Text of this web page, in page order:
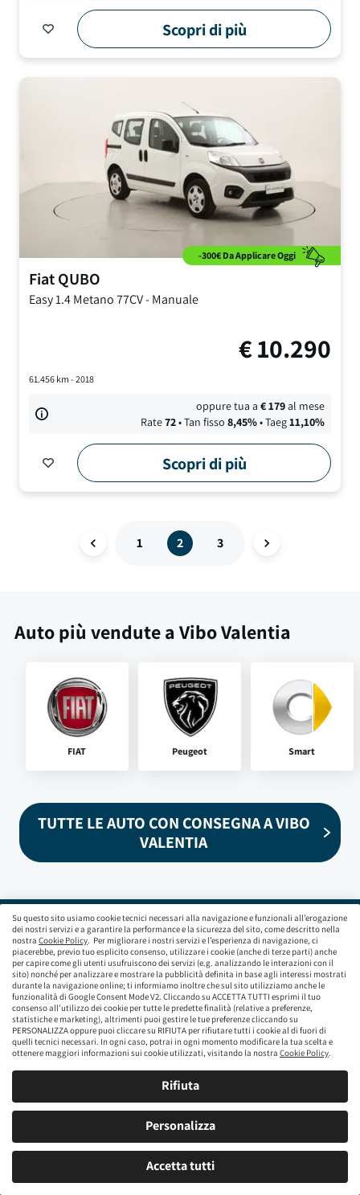
Su questo sito usiamo cookie tecnici necessari alla navigazione e funzionali all’erogazione
dei nostri servizi e a garantire la performance e la sicurezza del sito, come descritto nella
nostra Cookie Policy. Per migliorare i nostri servizi e l’esperienza di navigazione, ci
piacerebbe, previo tuo esplicito consenso, utilizzare i cookie (anche di terze parti) anche
per capire come gli utenti usufruiscono dei servizi (e.g. analizzando le interazioni con il
sito) nonché per analizzare e mostrare la pubblicità definita in base agli interessi mostrati
durante la navigazione online; ti informiamo inoltre che sul sito utilizziamo anche le
funzionalità di Google Consent Mode V2. Cliccando su ACCETTA TUTTI esprimi il tuo
consenso all’utilizzo dei cookie per tutte le predette finalità (relative a preferenze,
statistiche e marketing), altrimenti puoi gestire le tue preferenze cliccando su
PERSONALIZZA oppure puoi cliccare su RIFIUTA per rifiutare tutti i cookie al di fuori di
quelli tecnici necessari. In ogni caso, potrai in ogni momento modificare la tua scelta e
ottenere maggiori informazioni sui cookie utilizzati, visitando la nostra Cookie Policy.
Rifiuta
Personalizza
Accetta tutti
Scopri di più
-300€ Da Applicare Oggi
FiatQUBO
Easy1.4 Metano 77CV-Manuale
€10.290
61.456km - 2018
oppure tua a€179al mese
Rate72• Tan fisso 8,45%• Taeg11,10%
Scopri di più
1 2 3
Auto più vendute a Vibo Valentia
FIAT Peugeot Smart
TUTTE LE AUTO CON CONSEGNA A VIBO
VALENTIA
Siamo il leader europeo nel commercio di auto online. Con sede
in: Spagna, Francia, Belgio, Regno Unito, Austria e Italia.
Vendiamo 1 auto al minuto!
aramisauto brumbrum
cardoen
CarSupermarket.com
clicars
brumbrum